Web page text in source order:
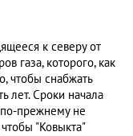
к северу от
газа, которого, как
чтобы снабжать
лет. Сроки начала
прежнему не
"Ковыкта"